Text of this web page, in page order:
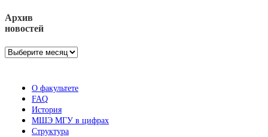
Архив
новостей
Архив
О факультете
FAQ
История
МШЭ МГУ в цифрах
Структура